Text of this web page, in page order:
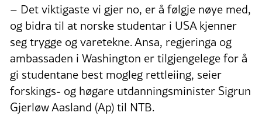
– Det viktigaste vi gjer no, er å følgje nøye med,
og bidra til at norske studentar i USA kjenner
seg trygge og varetekne. Ansa, regjeringa og
ambassaden i Washington er tilgjengelege for å
gi studentane best mogleg rettleiing, seier
forskings- og høgare utdanningsminister Sigrun
Gjerløw Aasland (Ap) til NTB.